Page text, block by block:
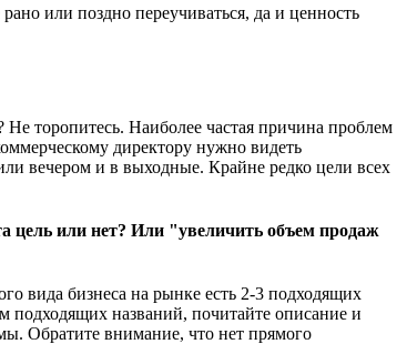
или поздно переучиваться, да и ценность
торопитесь. Наиболее частая причина проблем
директору нужно видеть
вечером и в выходные. Крайне редко цели всех
цель или нет? Или "увеличить объем продаж
вида бизнеса на рынке есть 2-3 подходящих
подходящих названий, почитайте описание и
Обратите внимание, что нет прямого